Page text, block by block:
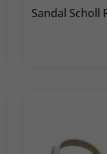
Sandal Scholl